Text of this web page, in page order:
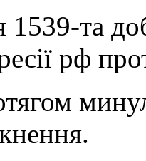
1539-та
рф